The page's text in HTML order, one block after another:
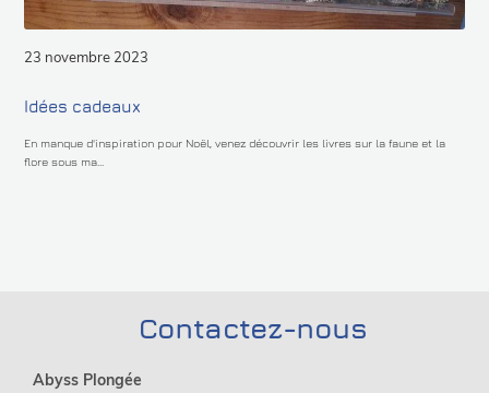
23 novembre 2023
Idées cadeaux
En manque d'inspiration pour Noël, venez découvrir les livres sur la faune et la
flore sous ma...
Contactez-nous
Abyss Plongée